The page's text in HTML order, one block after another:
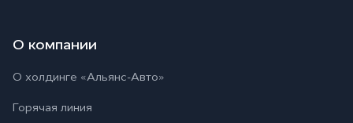
О компании
О холдинге «Альянс-Авто»
Горячая линия